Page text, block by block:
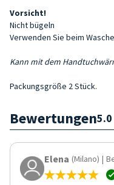
Vorsicht!
Nicht bügeln
Verwenden Sie beim
Kann mit dem
Packungsgröße 2 Stück.
Bewertungen5.0
Elena (Milano) |